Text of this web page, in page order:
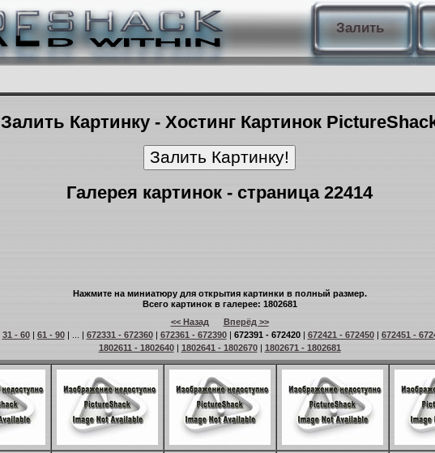
Залить
Залить Картинку - Хостинг Картинок
Галерея картинок - страница 22414
Нажмите на миниатюру для открытия картинки в полный размер.
Всего картинок в галерее: 1802681
<< Назад
Вперёд >>
31 - 60| 61 - 90| ... | 672331 - 672360| 672361 - 672390| 672391 - 672420| 672421 - 672450| 672451 -
1802611 - 1802640| 1802641 - 1802670| 1802671 - 1802681